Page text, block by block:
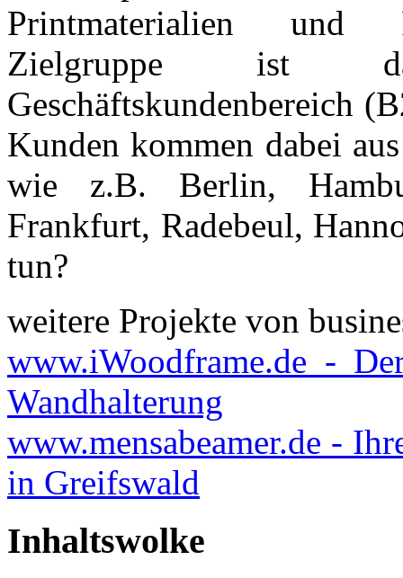
Printmaterialien und
Zielgruppe ist
Geschäftskundenbereich
Kunden kommen dabei
wie z.B. Berlin,
Frankfurt, Radebeul,
tun?
weitere Projekte von
www.iWoodframe.de -
Wandhalterung
www.mensabeamer.de -
in Greifswald
Inhaltswolke